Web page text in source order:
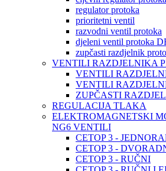
regulator protoka
prioritetni ventil
razvodni ventil protoka
djeleni ventil protoka
zupčasti razdjelnik
VENTILI RAZDJELNIKA
VENTILI
VENTILI
ZUPČASTI
REGULACIJA TLAKA
ELEKTROMAGNETSKI
NG6 VENTILI
CETOP 3 -
CETOP 3 -
CETOP 3 - RUČNI